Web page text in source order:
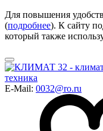
Для повышения
(подробнее). К сайту
который также
техника
E-Mail: 0032@ro.ru